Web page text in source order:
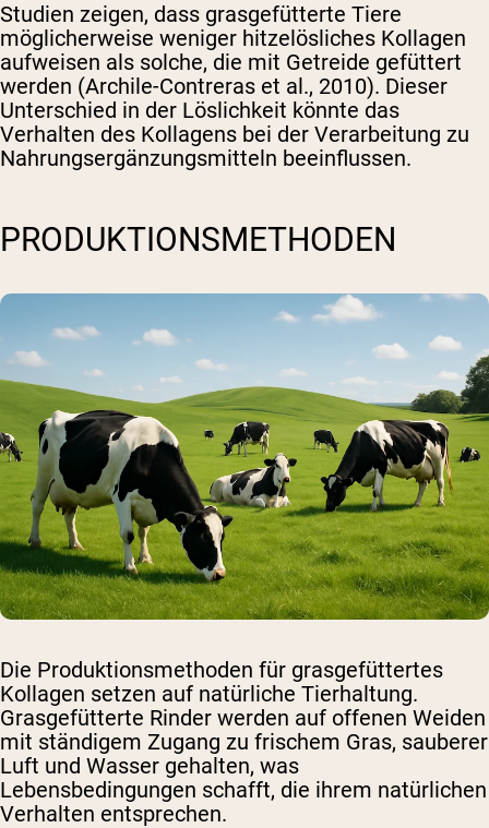
Studien zeigen, dass grasgefütterte Tiere
möglicherweise weniger hitzelösliches Kollagen
aufweisen als solche, die mit Getreide gefüttert
werden (Archile-Contreras et al., 2010). Dieser
Unterschied in der Löslichkeit könnte das
Verhalten des Kollagens bei der Verarbeitung zu
Nahrungsergänzungsmitteln beeinflussen.
PRODUKTIONSMETHODEN
Die Produktionsmethoden für grasgefüttertes
Kollagen setzen auf natürliche Tierhaltung.
Grasgefütterte Rinder werden auf offenen Weiden
mit ständigem Zugang zu frischem Gras, sauberer
Luft und Wasser gehalten, was
Lebensbedingungen schafft, die ihrem natürlichen
Verhalten entsprechen.